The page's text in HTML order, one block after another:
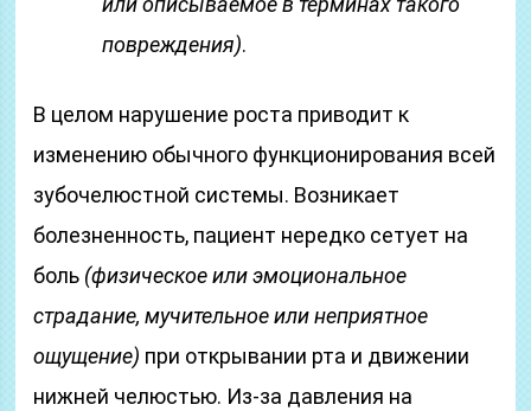
повреждения).
В целом нарушение роста приводит к
изменению обычного функционирования всей
зубочелюстной системы. Возникает
болезненность, пациент нередко сетует на
боль (физическое или эмоциональное
страдание, мучительное или неприятное
ощущение) при открывании рта и движении
нижней челюстью. Из-за давления на